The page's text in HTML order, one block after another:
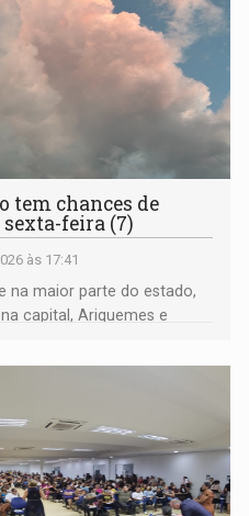
tem chances de
feira (7)
às 17:41
na maior parte do estado,
capital, Ariquemes e